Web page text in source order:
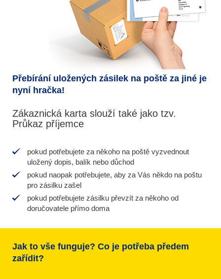
Přebírání uložených zásilek na poště za jiné je
nyní hračka!
Zákaznická karta slouží také jako tzv.
Průkaz příjemce
pokud potřebujete za někoho na poště vyzvednout
uložený dopis, balík nebo důchod
pokud naopak potřebujete, aby za Vás někdo na poštu
pro zásilku zašel
pokud potřebujete zásilku převzít za někoho od
doručovatele přímo doma
Jak to vše funguje? Co je potřeba předem
zařídit?